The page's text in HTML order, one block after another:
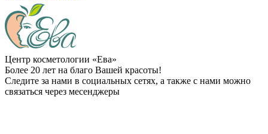
Центр косметологии «Ева»
Более 20 лет на благо Вашей красоты!
Следите за нами в социальных сетях, а также с нами можно
связаться через месенджеры